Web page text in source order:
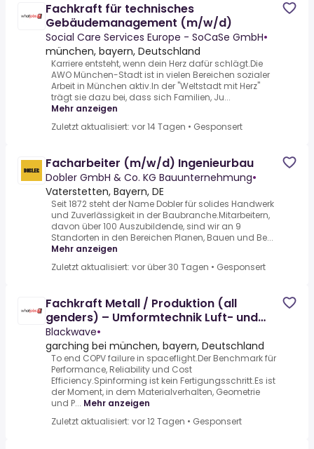
Fachkraft für technisches
Gebäudemanagement (m/w/d)
Social Care Services Europe - SoCaSe GmbH•
münchen, bayern, Deutschland
Karriere entsteht, wenn dein Herz dafür schlägt.Die
AWO München-Stadt ist in vielen Bereichen sozialer
Arbeit in München aktiv.In der "Weltstadt mit Herz"
trägt sie dazu bei, dass sich Familien, Ju...
Mehr anzeigen
Zuletzt aktualisiert: vor 14 Tagen • Gesponsert
Facharbeiter (m/w/d) Ingenieurbau
Dobler GmbH & Co. KG Bauunternehmung•
Vaterstetten, Bayern, DE
Seit 1872 steht der Name Dobler für solides Handwerk
und Zuverlässigkeit in der Baubranche.Mitarbeitern,
davon über 100 Auszubildende, sind wir an 9
Standorten in den Bereichen Planen, Bauen und Be...
Mehr anzeigen
Zuletzt aktualisiert: vor über 30 Tagen • Gesponsert
Fachkraft Metall / Produktion (all
genders) – Umformtechnik Luft- und
Raumfahrt
Blackwave•
garching bei münchen, bayern, Deutschland
To end COPV failure in spaceflight.Der Benchmark für
Performance, Reliability und Cost
Efficiency.Spinforming ist kein Fertigungsschritt.Es ist
der Moment, in dem Materialverhalten, Geometrie
und P... Mehr anzeigen
Zuletzt aktualisiert: vor 12 Tagen • Gesponsert